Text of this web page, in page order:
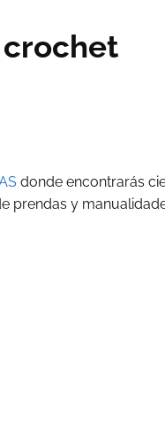
donde encontrarás
prendas y